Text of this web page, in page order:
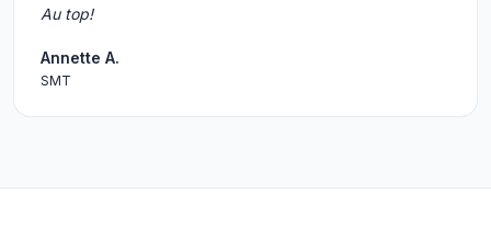
Au top!
Annette A.
SMT